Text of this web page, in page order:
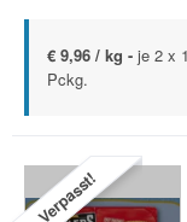
€ 9,96 / kg - je 2 x
Pckg.
Verpasst!